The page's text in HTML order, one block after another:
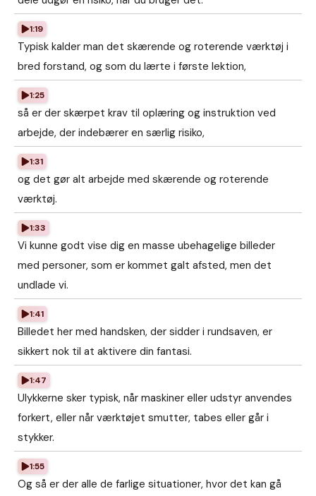
1:19
Typisk kalder man det skærende og roterende værktøj i
bred forstand, og som du lærte i første lektion,
1:25
så er der skærpet krav til oplæring og instruktion ved
arbejde, der indebærer en særlig risiko,
1:31
og det gør alt arbejde med skærende og roterende
værktøj.
1:33
Vi kunne godt vise dig en masse ubehagelige billeder
med personer, som er kommet galt afsted, men det
undlade vi.
1:41
Billedet her med handsken, der sidder i rundsaven, er
sikkert nok til at aktivere din fantasi.
1:47
Ulykkerne sker typisk, når maskiner eller udstyr anvendes
forkert, eller når værktøjet smutter, tabes eller går i
stykker.
1:55
Og så er der alle de farlige situationer, hvor det kan gå